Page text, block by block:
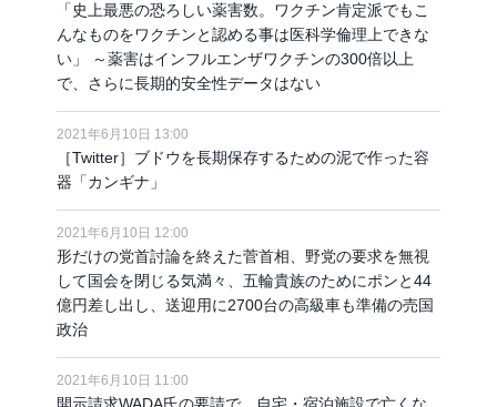
「史上最悪の恐ろしい薬害数。ワクチン肯定派でもこ
んなものをワクチンと認める事は医科学倫理上できな
い」 ～薬害はインフルエンザワクチンの300倍以上
で、さらに長期的安全性データはない
2021年6月10日 13:00
［Twitter］ブドウを長期保存するための泥で作った容
器「カンギナ」
2021年6月10日 12:00
形だけの党首討論を終えた菅首相、野党の要求を無視
して国会を閉じる気満々、五輪貴族のためにポンと44
億円差し出し、送迎用に2700台の高級車も準備の売国
政治
2021年6月10日 11:00